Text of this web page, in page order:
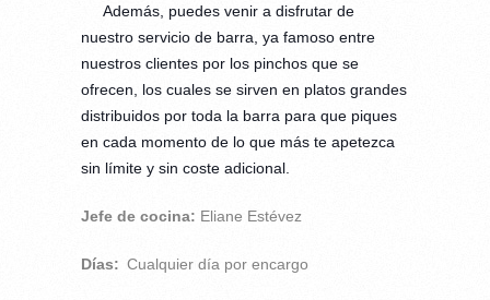
Además, puedes venir a disfrutar de
nuestro servicio de barra, ya famoso entre
nuestros clientes por los pinchos que se
ofrecen, los cuales se sirven en platos grandes
distribuidos por toda la barra para que piques
en cada momento de lo que más te apetezca
sin límite y sin coste adicional.
Jefe de cocina: Eliane Estévez
Días: Cualquier día por encargo